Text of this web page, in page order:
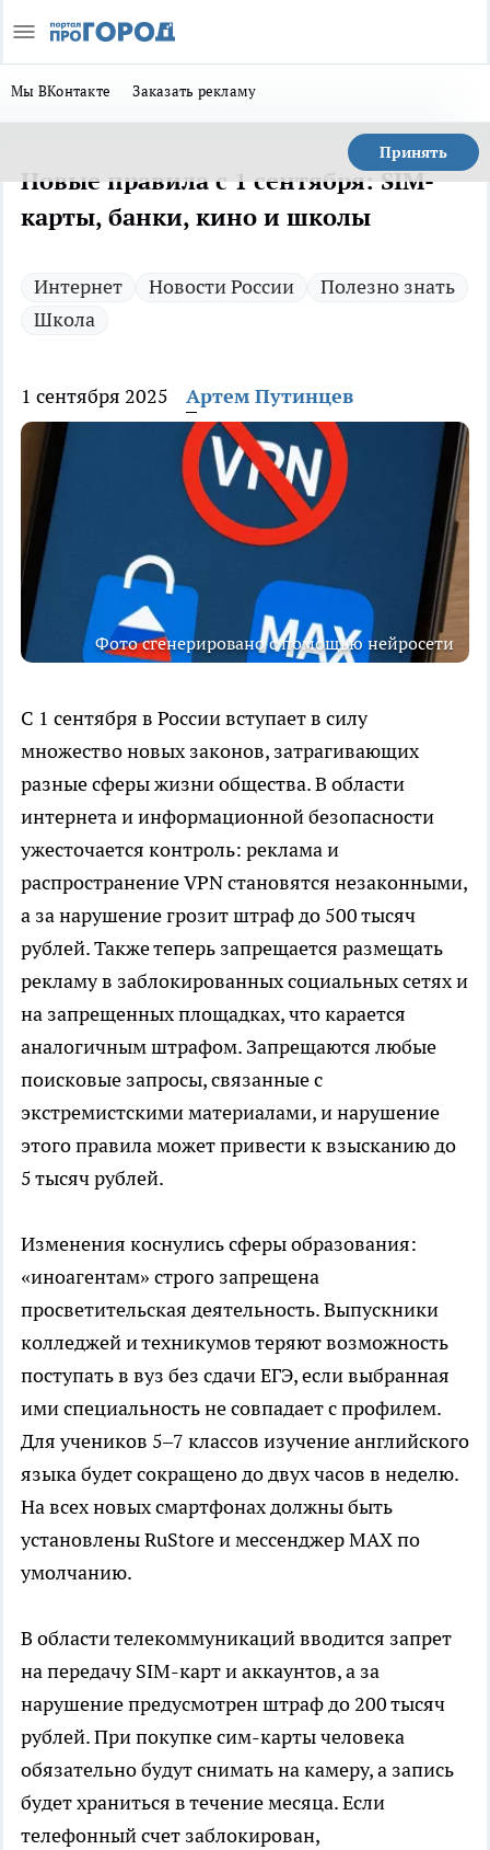
Мы ВКонтакте Заказать рекламу
Принять
Новые правила с 1 сентября: SIM-
карты, банки, кино и школы
Интернет Новости России
Полезно знать
Школа
1 сентября 2025 Артем Путинцев
Фото сгенерировано с помощью нейросети
С 1 сентября в России вступает в силу
множество новых законов, затрагивающих
разные сферы жизни общества. В области
интернета и информационной безопасности
ужесточается контроль: реклама и
распространение VPN становятся незаконными,
а за нарушение грозит штраф до 500 тысяч
рублей. Также теперь запрещается размещать
рекламу в заблокированных социальных сетях и
на запрещенных площадках, что карается
аналогичным штрафом. Запрещаются любые
поисковые запросы, связанные с
экстремистскими материалами, и нарушение
этого правила может привести к взысканию до
5 тысяч рублей.
Изменения коснулись сферы образования:
«иноагентам» строго запрещена
просветительская деятельность. Выпускники
колледжей и техникумов теряют возможность
поступать в вуз без сдачи ЕГЭ, если выбранная
ими специальность не совпадает с профилем.
Для учеников 5–7 классов изучение английского
языка будет сокращено до двух часов в неделю.
На всех новых смартфонах должны быть
установлены RuStore и мессенджер MAX по
умолчанию.
В области телекоммуникаций вводится запрет
на передачу SIM-карт и аккаунтов, а за
нарушение предусмотрен штраф до 200 тысяч
рублей. При покупке сим-карты человека
обязательно будут снимать на камеру, а запись
будет храниться в течение месяца. Если
телефонный счет заблокирован,